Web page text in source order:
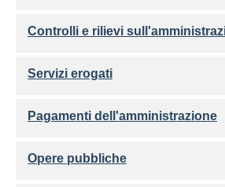
Controlli e rilievi
Servizi erogati
Pagamenti dell'amministrazione
Opere pubbliche